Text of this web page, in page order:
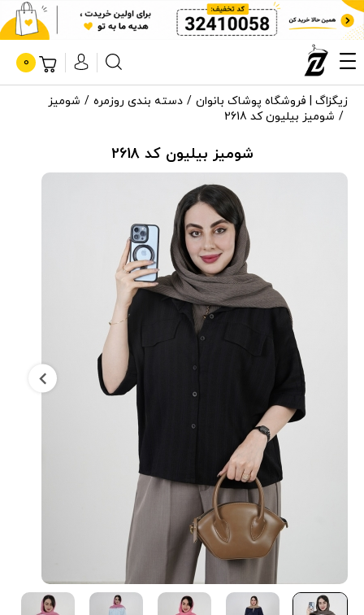
0
زیگزاگ | فروشگاه پوشاک بانوان دسته بندی روزمره
شومیز
شومیز بیلیون کد 2618
شومیز بیلیون کد 2618